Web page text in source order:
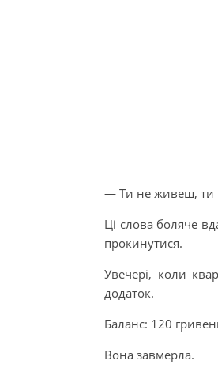
— Ти не живеш, ти
Ці слова боляче
прокинутися.
Увечері, коли
додаток.
Баланс: 120
Вона завмерла.